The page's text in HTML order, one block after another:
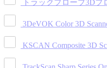
トラックプローブ3Dプ
3DeVOK Color 3D
KSCAN Composite 3D